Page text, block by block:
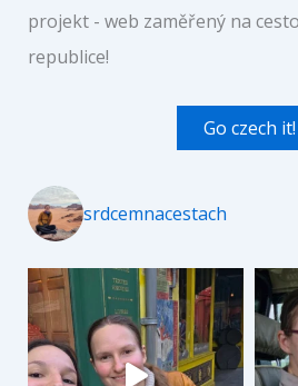
projekt - web zaměřený na
republice!
Go czech it!
srdcemnacestach